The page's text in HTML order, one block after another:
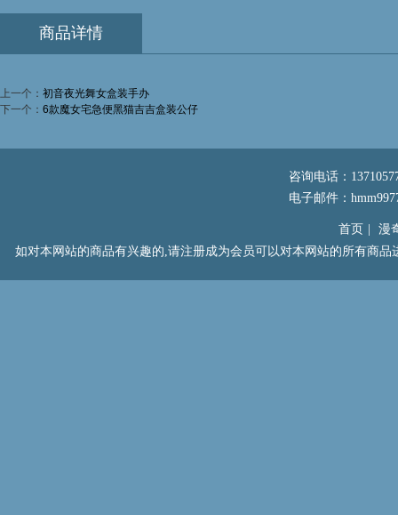
商品详情
上一个： 初音夜光舞女盒装手办
下一个： 6款魔女宅急便黑猫吉吉盒装公仔
咨询电话：
电子邮件：
首页
漫
如对本网站的商品有兴趣的,请注册成为会员可以对本网站的所有商